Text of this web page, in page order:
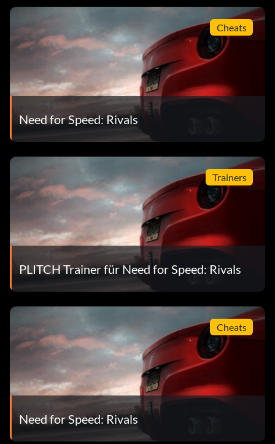
Cheats
Need for Speed: Rivals
Trainers
PLITCH Trainer für Need for Speed: Rivals
Cheats
Need for Speed: Rivals